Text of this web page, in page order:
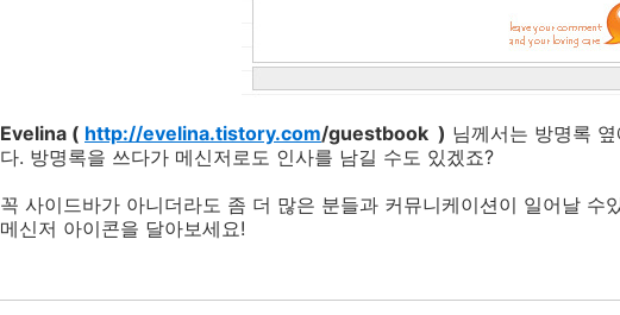
Evelina ( http://evelina.tistory.com/guestbook ) 님께서는 방명록
다. 방명록을 쓰다가 메신저로도 인사를 남길 수도 있겠죠?
꼭 사이드바가 아니더라도 좀 더 많은 분들과 커뮤니케이션이 일어날 수
메신저 아이콘을 달아보세요!